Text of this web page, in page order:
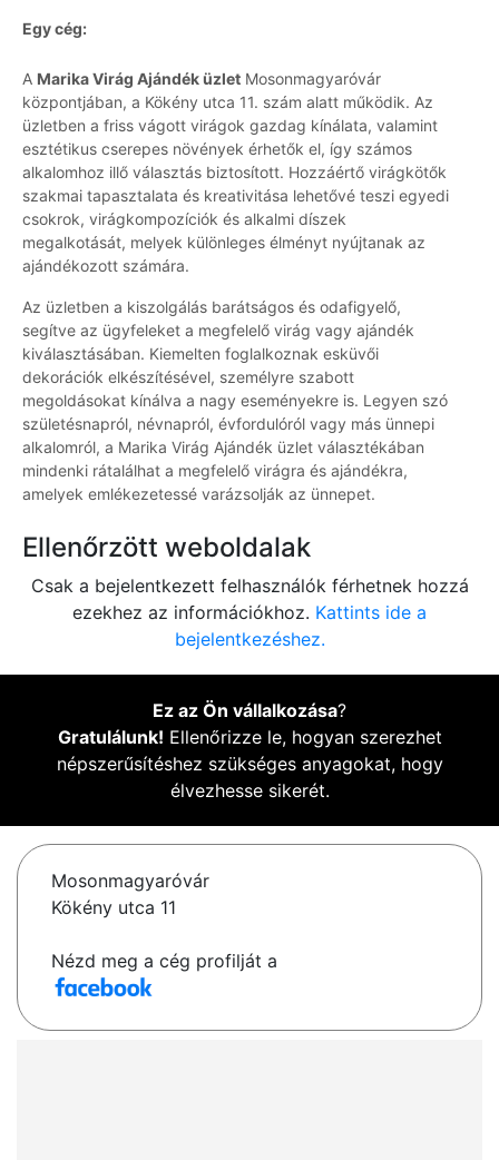
Egy cég:
A Marika Virág Ajándék üzlet Mosonmagyaróvár
központjában, a Kökény utca 11. szám alatt működik. Az
üzletben a friss vágott virágok gazdag kínálata, valamint
esztétikus cserepes növények érhetők el, így számos
alkalomhoz illő választás biztosított. Hozzáértő virágkötők
szakmai tapasztalata és kreativitása lehetővé teszi egyedi
csokrok, virágkompozíciók és alkalmi díszek
megalkotását, melyek különleges élményt nyújtanak az
ajándékozott számára.
Az üzletben a kiszolgálás barátságos és odafigyelő,
segítve az ügyfeleket a megfelelő virág vagy ajándék
kiválasztásában. Kiemelten foglalkoznak esküvői
dekorációk elkészítésével, személyre szabott
megoldásokat kínálva a nagy eseményekre is. Legyen szó
születésnapról, névnapról, évfordulóról vagy más ünnepi
alkalomról, a Marika Virág Ajándék üzlet választékában
mindenki rátalálhat a megfelelő virágra és ajándékra,
amelyek emlékezetessé varázsolják az ünnepet.
Ellenőrzött weboldalak
Csak a bejelentkezett felhasználók férhetnek hozzá
ezekhez az információkhoz. Kattints ide a
bejelentkezéshez.
Ez az Ön vállalkozása?
Gratulálunk! Ellenőrizze le, hogyan szerezhet
népszerűsítéshez szükséges anyagokat, hogy
élvezhesse sikerét.
Mosonmagyaróvár
Kökény utca 11
Nézd meg a cég profilját a